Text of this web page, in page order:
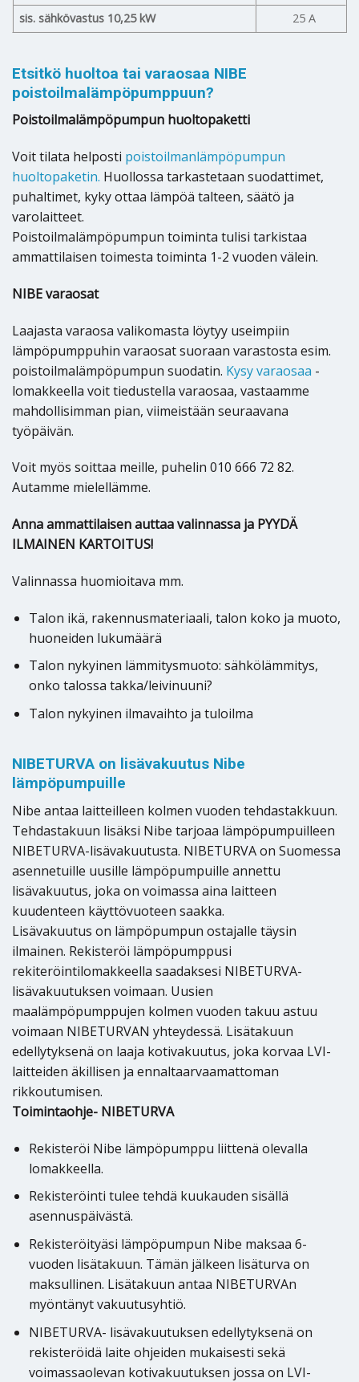
sis. sähkövastus 10,25 kW 25 A
Etsitkö huoltoa tai varaosaa NIBE
poistoilmalämpöpumppuun?
Poistoilmalämpöpumpun huoltopaketti
Voit tilata helposti poistoilmanlämpöpumpun
huoltopaketin. Huollossa tarkastetaan suodattimet,
puhaltimet, kyky ottaa lämpöä talteen, säätö ja
varolaitteet.
Poistoilmalämpöpumpun toiminta tulisi tarkistaa
ammattilaisen toimesta toiminta 1-2 vuoden välein.
NIBE varaosat
Laajasta varaosa valikomasta löytyy useimpiin
lämpöpumppuhin varaosat suoraan varastosta esim.
poistoilmalämpöpumpun suodatin. Kysy varaosaa -
lomakkeella voit tiedustella varaosaa, vastaamme
mahdollisimman pian, viimeistään seuraavana
työpäivän.
Voit myös soittaa meille, puhelin 010 666 72 82.
Autamme mielellämme.
Anna ammattilaisen auttaa valinnassa ja PYYDÄ
ILMAINEN KARTOITUS!
Valinnassa huomioitava mm.
Talon ikä, rakennusmateriaali, talon koko ja muoto,
huoneiden lukumäärä
Talon nykyinen lämmitysmuoto: sähkölämmitys,
onko talossa takka/leivinuuni?
Talon nykyinen ilmavaihto ja tuloilma
NIBETURVA on lisävakuutus Nibe
lämpöpumpuille
Nibe antaa laitteilleen kolmen vuoden tehdastakkuun.
Tehdastakuun lisäksi Nibe tarjoaa lämpöpumpuilleen
NIBETURVA-lisävakuutusta. NIBETURVA on Suomessa
asennetuille uusille lämpöpumpuille annettu
lisävakuutus, joka on voimassa aina laitteen
kuudenteen käyttövuoteen saakka.
Lisävakuutus on lämpöpumpun ostajalle täysin
ilmainen. Rekisteröi lämpöpumppusi
rekiteröintilomakkeella saadaksesi NIBETURVA-
lisävakuutuksen voimaan. Uusien
maalämpöpumppujen kolmen vuoden takuu astuu
voimaan NIBETURVAN yhteydessä. Lisätakuun
edellytyksenä on laaja kotivakuutus, joka korvaa LVI-
laitteiden äkillisen ja ennaltaarvaamattoman
rikkoutumisen.
Toimintaohje- NIBETURVA
Rekisteröi Nibe lämpöpumppu liittenä olevalla
lomakkeella.
Rekisteröinti tulee tehdä kuukauden sisällä
asennuspäivästä.
Rekisteröityäsi lämpöpumpun Nibe maksaa 6-
vuoden lisätakuun. Tämän jälkeen lisäturva on
maksullinen. Lisätakuun antaa NIBETURVAn
myöntänyt vakuutusyhtiö.
NIBETURVA- lisävakuutuksen edellytyksenä on
rekisteröidä laite ohjeiden mukaisesti sekä
voimassaolevan kotivakuutuksen jossa on LVI-